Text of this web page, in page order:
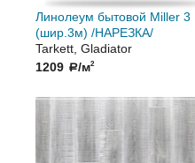
Линолеум бытовой Miller 3
(шир.3м) /НАРЕЗКА/
Tarkett, Gladiator
1209 a/м2